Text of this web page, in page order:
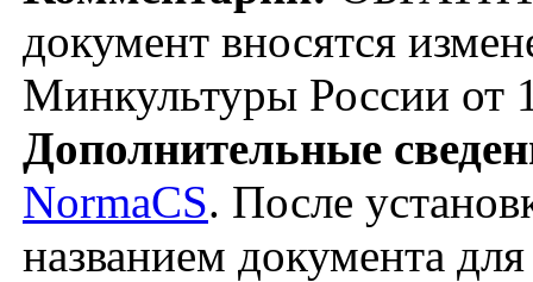
документ вносятся
Минкультуры России от
Дополнительные
NormaCS. После
названием документа